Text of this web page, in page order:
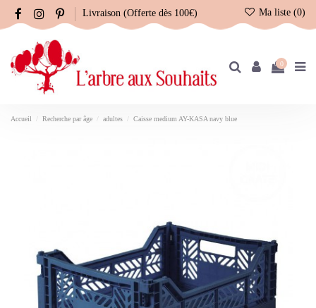
Livraison (Offerte dès 100€) Ma liste (0)
0
Accueil Recherche par âge adultes Caisse medium AY-KASA navy blue